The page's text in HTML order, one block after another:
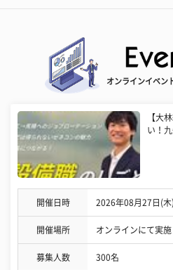
オンラインイベン
【大
い！
開催日時 2026年08月27日(
開催場所 オンラインにて実施
募集人数 300名